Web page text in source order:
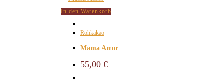
In den Warenkorb
Rohkakao
Mama Amor
55,00 €